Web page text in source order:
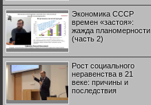
Экономика СССР
времен «застоя»:
жажда планомерности
(часть 2)
Рост социального
неравенства в 21
веке: причины и
последствия